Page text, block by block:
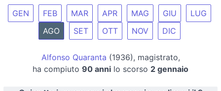
GEN FEB MAR APR MAG GIU
LUG
AGO
SET OTT NOV DIC
Alfonso Quaranta (1936), magistrato,
ha compiuto 90 anni lo scorso 2 gennaio